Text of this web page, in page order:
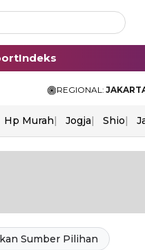
Indeks
REGIONAL:
Hp Murah Jogja Shio
Sumber Pilihan